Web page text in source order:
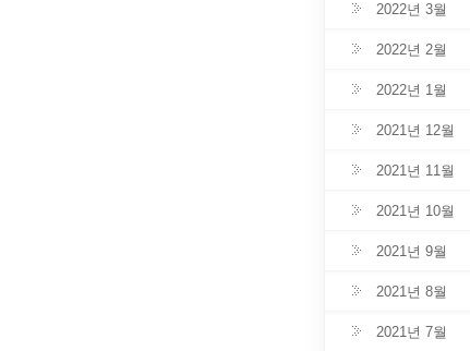
2022년 3월
2022년 2월
2022년 1월
2021년 12월
2021년 11월
2021년 10월
2021년 9월
2021년 8월
2021년 7월